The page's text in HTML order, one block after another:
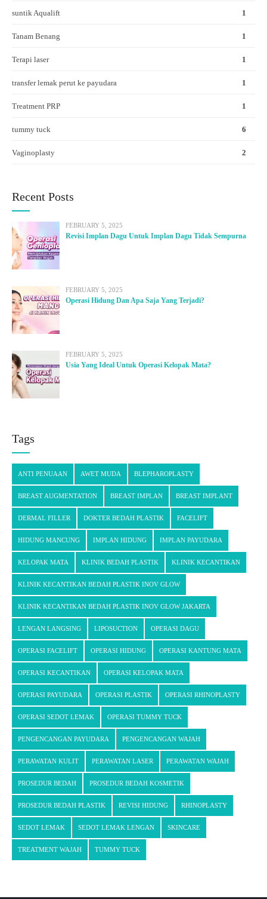
suntik Aqualift 1
Tanam Benang 1
Terapi laser 1
transfer lemak perut ke payudara 1
Treatment PRP 1
tummy tuck 6
Vaginoplasty 2
Recent Posts
FEBRUARY 5, 2025
Revisi Implan Dagu Untuk Implan Dagu Tidak Sempurna
FEBRUARY 5, 2025
Operasi Hidung Dan Apa Saja Yang Terjadi?
FEBRUARY 5, 2025
Usia Yang Ideal Untuk Operasi Kelopak Mata?
Tags
ANTI PENUAAN AWET MUDA BLEPHAROPLASTY
BREAST AUGMENTATION BREAST IMPLAN BREAST IMPLANT
DERMAL FILLER DOKTER BEDAH PLASTIK FACELIFT
HIDUNG MANCUNG IMPLAN HIDUNG IMPLAN PAYUDARA
KELOPAK MATA KLINIK BEDAH PLASTIK KLINIK KECANTIKAN
KLINIK KECANTIKAN BEDAH PLASTIK INOV GLOW
KLINIK KECANTIKAN BEDAH PLASTIK INOV GLOW JAKARTA
LENGAN LANGSING LIPOSUCTION OPERASI DAGU
OPERASI FACELIFT OPERASI HIDUNG OPERASI KANTUNG MATA
OPERASI KECANTIKAN OPERASI KELOPAK MATA
OPERASI PAYUDARA OPERASI PLASTIK OPERASI RHINOPLASTY
OPERASI SEDOT LEMAK OPERASI TUMMY TUCK
PENGENCANGAN PAYUDARA PENGENCANGAN WAJAH
PERAWATAN KULIT PERAWATAN LASER PERAWATAN WAJAH
PROSEDUR BEDAH PROSEDUR BEDAH KOSMETIK
PROSEDUR BEDAH PLASTIK REVISI HIDUNG RHINOPLASTY
SEDOT LEMAK SEDOT LEMAK LENGAN SKINCARE
TREATMENT WAJAH TUMMY TUCK